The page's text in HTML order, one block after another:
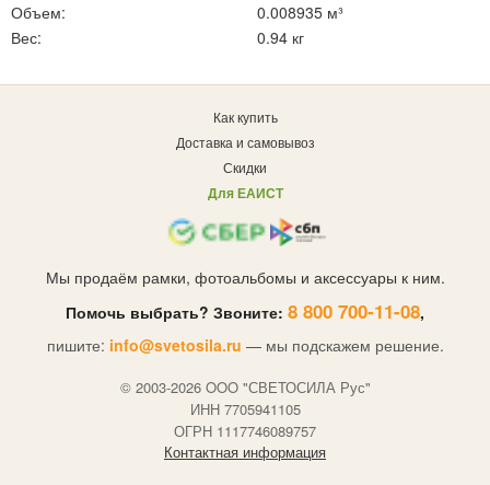
Объем:
0.008935 м³
Вес:
0.94 кг
Как купить
Доставка и самовывоз
Скидки
Для ЕАИСТ
Мы продаём рамки, фотоальбомы и аксессуары к ним.
Помочь выбрать? Звоните: 8 800 700-11-08,
пишите: info@svetosila.ru — мы подскажем решение.
© 2003-2026 OOO "СВЕТОСИЛА Рус"
ИНН 7705941105
ОГРН 1117746089757
Контактная информация